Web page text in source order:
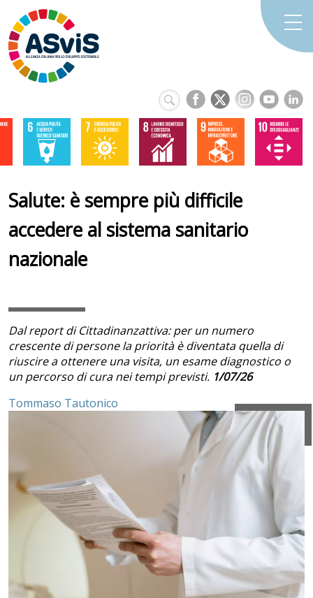
Salute: è sempre più difficile
accedere al sistema sanitario
nazionale
Dal report di Cittadinanzattiva: per un numero
crescente di persone la priorità è diventata quella di
riuscire a ottenere una visita, un esame diagnostico o
un percorso di cura nei tempi previsti. 1/07/26
Tommaso Tautonico